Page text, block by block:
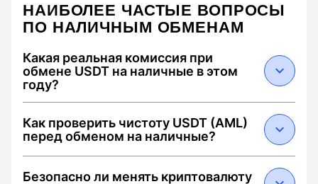
НАИБОЛЕЕ ЧАСТЫЕ ВОПРОСЫ
ПО НАЛИЧНЫМ ОБМЕНАМ
Какая реальная комиссия при
обмене USDT на наличные в этом
году?
составляет от 0.5% до 2.5%. Она складывается
из: 1) спреда обменника (0.1–1.5%), 2) сетевого
наличии энергии) и 3) комиссии за
Как проверить чистоту USDT (AML)
перед обменом на наличные?
Безопасно ли менять криптовалюту